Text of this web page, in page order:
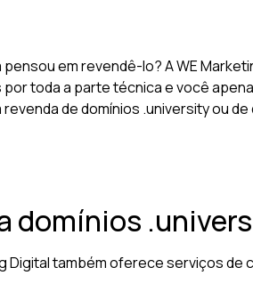
em revendê-lo? A WE
toda a parte técnica e você
de domínios .university ou
domínios
também oferece serviços de